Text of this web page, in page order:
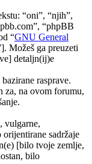
“oni”, “njih”,
“phpBB
“GNU General
Možeš ga preuzeti
detaljn(ij)e
rasprave.
na ovom forumu,
vulgarne,
sadržaje
[bilo tvoje zemlje,
bilo